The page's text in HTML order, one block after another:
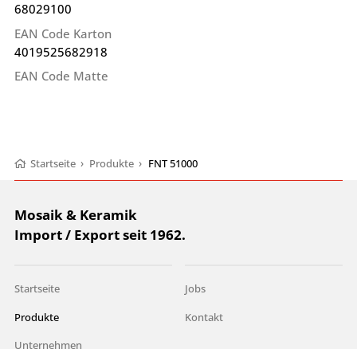
68029100
EAN Code Karton
4019525682918
EAN Code Matte
Startseite › Produkte › FNT 51000
Mosaik & Keramik
Import / Export seit 1962.
Startseite
Produkte
Unternehmen
Jobs
Kontakt